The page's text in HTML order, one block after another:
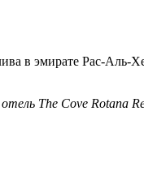
в эмирате Рас-
The Cove Rotana